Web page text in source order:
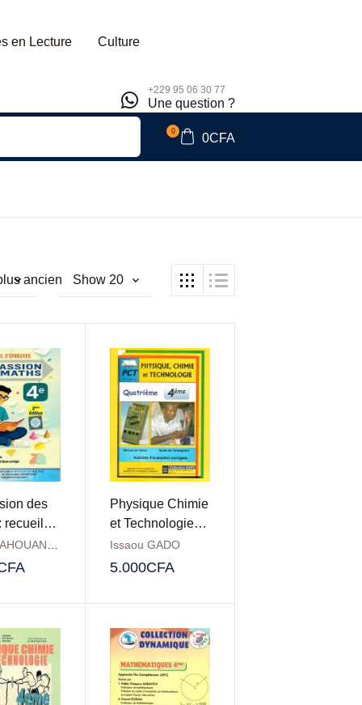
en Lecture Culture
+229 95 06 30 77
Une question ?
0
0CFA
ancien
des
recueil
4èmeSylvain AHOUANGBO
Physique Chimie
et Technologie
4ème : Collection
GADO
Issaou GADO
5.000CFA